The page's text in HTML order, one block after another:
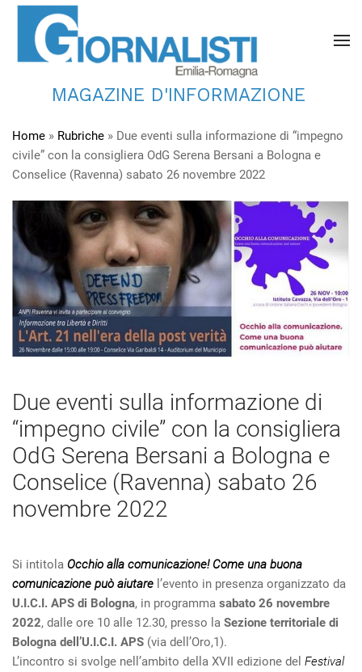
MAGAZINE D'INFORMAZIONE
Home » Rubriche » Due eventi sulla informazione di “impegno
civile” con la consigliera OdG Serena Bersani a Bologna e
Conselice (Ravenna) sabato 26 novembre 2022
Due eventi sulla informazione di
“impegno civile” con la consigliera
OdG Serena Bersani a Bologna e
Conselice (Ravenna) sabato 26
novembre 2022
Si intitola Occhio alla comunicazione! Come una buona
comunicazione può aiutare l’evento in presenza organizzato da
U.I.C.I. APS di Bologna, in programma sabato 26 novembre
2022, dalle ore 10 alle 12.30, presso la Sezione territoriale di
Bologna dell’U.I.C.I. APS (via dell’Oro,1).
L’incontro si svolge nell’ambito della XVII edizione del Festival